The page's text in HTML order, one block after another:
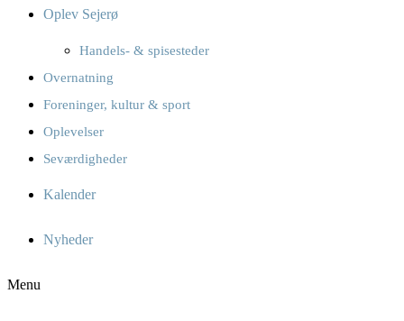
Oplev Sejerø
Handels- & spisesteder
Overnatning
Foreninger, kultur & sport
Oplevelser
Seværdigheder
Kalender
Nyheder
Menu